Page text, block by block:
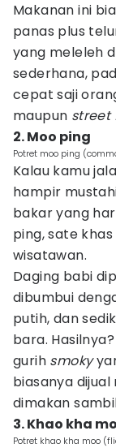
Makanan ini
panas plus
yang meleleh
sederhana,
cepat saji
maupun street
2. Moo ping
Potret moo ping
Kalau kamu
hampir
bakar yang
ping, sate
wisatawan.
Daging babi
dibumbui
putih, dan
bara.
gurih smoky
biasanya
dimakan
3. Khao kha
Potret khao kha moo